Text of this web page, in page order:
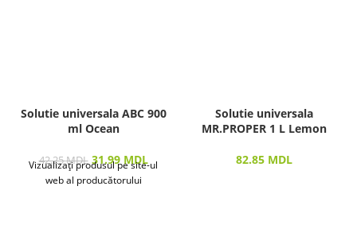
Solutie universala ABC 900
ml Ocean
42.25MDL 31.99 MDL
Vizualizați produsul pe site-ul
web al producătorului
Solutie universala
MR.PROPER 1 L Lemon
82.85 MDL